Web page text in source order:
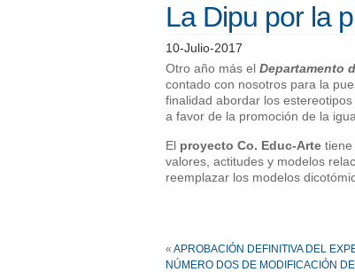
La Dipu por la
10-Julio-2017
Otro año más el Departamento
contado con nosotros para la
finalidad abordar los
a favor de la promoción de la
El proyecto Co. Educ-Arte tiene
valores, actitudes y modelos
reemplazar los modelos
« APROBACIÓN DEFINITIVA DEL
NÚMERO DOS DE MODIFICACIÓN